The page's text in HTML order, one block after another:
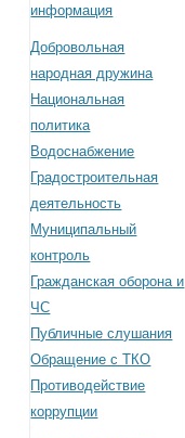
информация
Добровольная
народная дружина
Национальная
политика
Водоснабжение
Градостроительная
деятельность
Муниципальный
контроль
Гражданская оборона и
ЧС
Публичные слушания
Обращение с ТКО
Противодействие
коррупции